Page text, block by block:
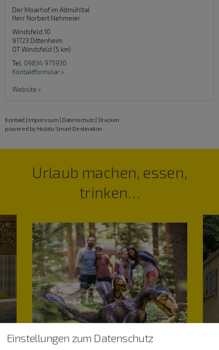
Der Moarhof im Altmühltal
Herr Norbert Nehmeier
Windsfeld 10
91723 Dittenheim
OT Windsfeld (5 km)
Tel. 09834 975930
Kontaktformular »
Website »
Kontakt| Impressum | Datenschutz| Drucken
powered by Holidu Smart Destination
Urlaub machen, essen,
trinken…
Einstellungen zum Datenschutz